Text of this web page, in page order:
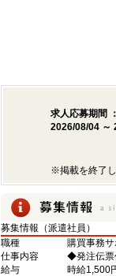
求人応募期間 ：
2026/08/04 ～
※掲載を終了し
募集情報（派遣社員）
職種
購買事務サ
仕事内容
◆発注伝票
給与
時給1,500